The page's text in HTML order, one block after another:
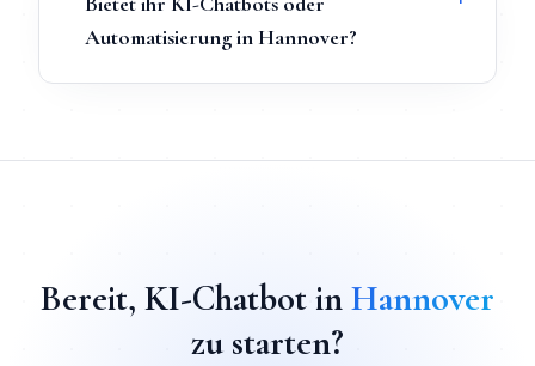
Automatisierung in Hannover?
Bereit, KI-ChatbotinHannover
zu starten?